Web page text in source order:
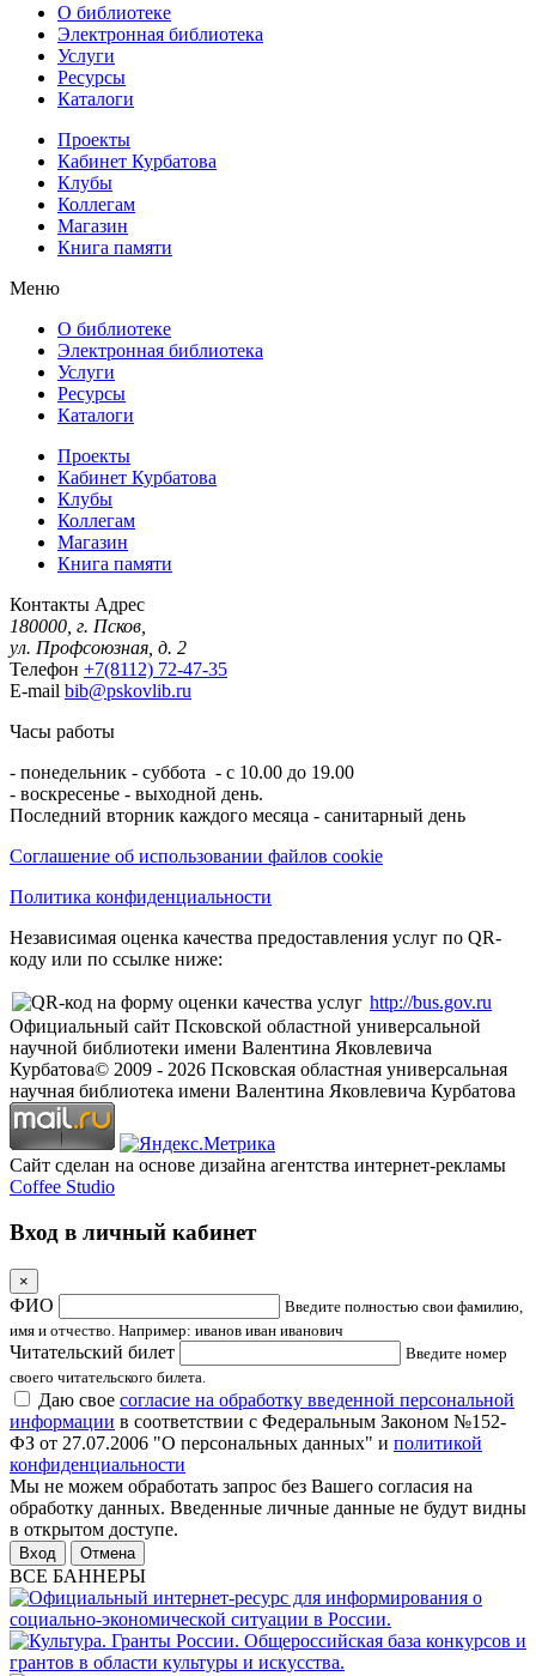
О библиотеке
Электронная библиотека
Услуги
Ресурсы
Каталоги
Проекты
Кабинет Курбатова
Клубы
Коллегам
Магазин
Книга памяти
Меню
О библиотеке
Электронная библиотека
Услуги
Ресурсы
Каталоги
Проекты
Кабинет Курбатова
Клубы
Коллегам
Магазин
Книга памяти
Контакты Адрес
180000, г. Псков,
ул. Профсоюзная, д. 2
Телефон +7(8112) 72-47-35
E-mail bib@pskovlib.ru
Часы работы
- понедельник - суббота - с 10.00 до 19.00
- воскресенье - выходной день.
Последний вторник каждого месяца - санитарный день
Соглашение об использовании файлов cookie
Политика конфиденциальности
Независимая оценка качества предоставления услуг по QR-
коду или по ссылке ниже:
http://bus.gov.ru
Официальный сайт Псковской областной универсальной
научной библиотеки имени Валентина Яковлевича
Курбатова© 2009 - 2026 Псковская областная универсальная
научная библиотека имени Валентина Яковлевича Курбатова
Сайт сделан на основе дизайна агентства интернет-рекламы
Coffee Studio
Вход в личный кабинет
×
ФИО
Введите полностью свои фамилию,
имя и отчество. Например: иванов иван иванович
Читательский билет
Введите номер
своего читательского билета.
Даю свое согласие на обработку введенной персональной
информации в соответствии с Федеральным Законом №152-
ФЗ от 27.07.2006 "О персональных данных" и политикой
конфиденциальности
Мы не можем обработать запрос без Вашего согласия на
обработку данных. Введенные личные данные не будут видны
в открытом доступе.
Отмена
ВСЕ БАННЕРЫ